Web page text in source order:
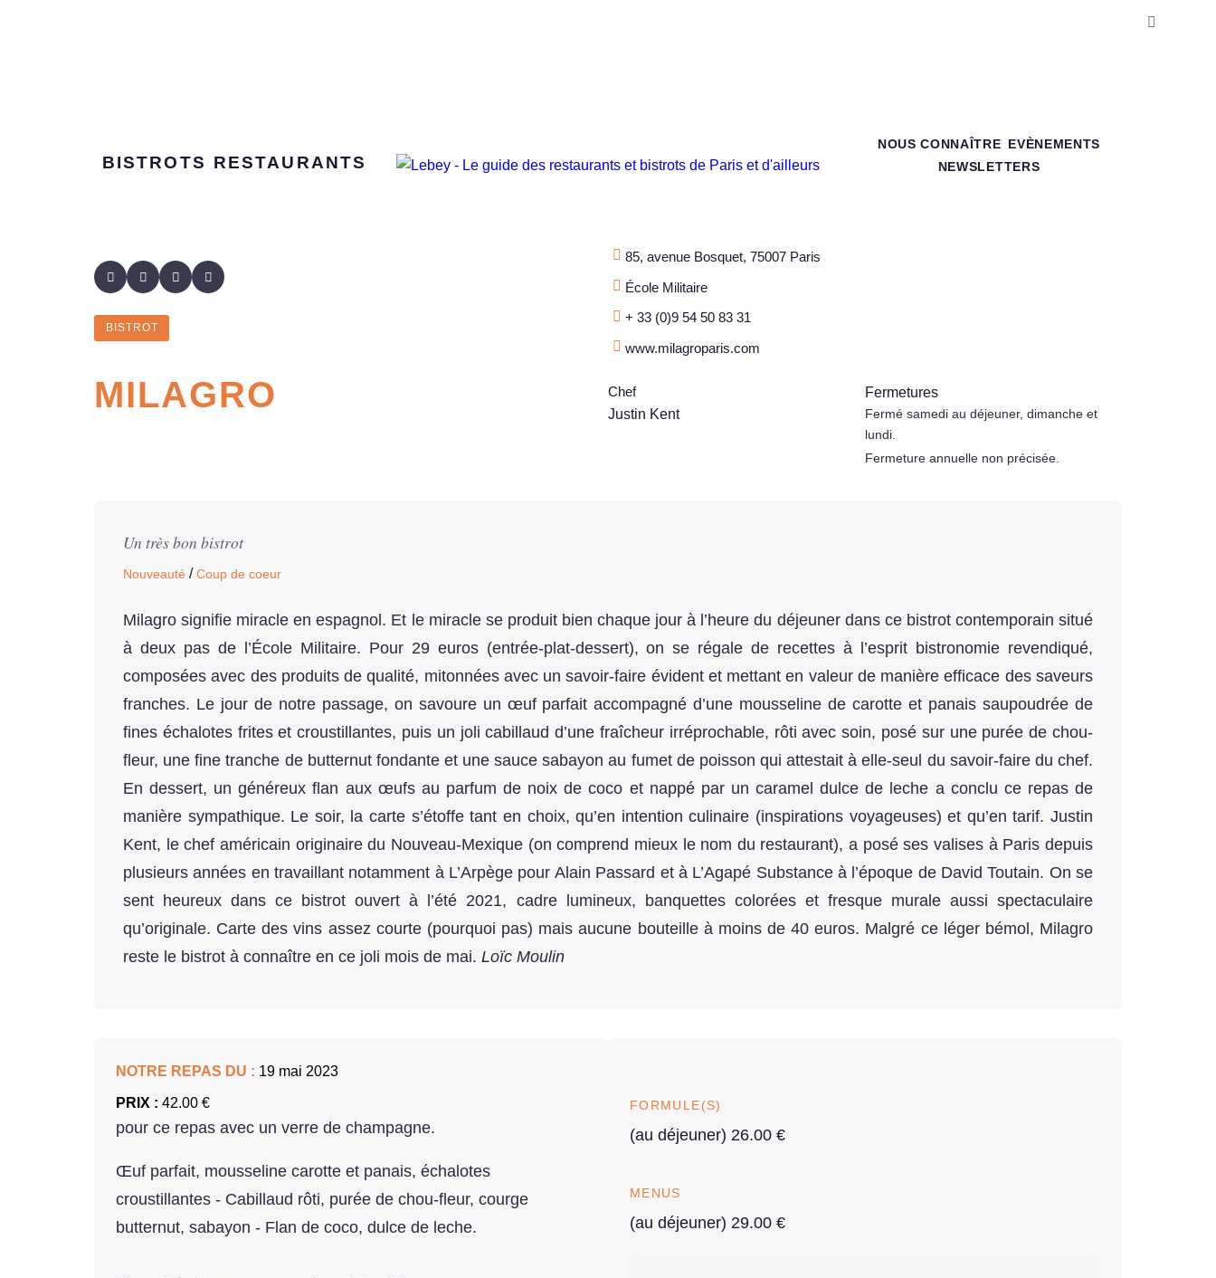
BISTROTS RESTAURANTS
NOUS CONNAÎTRE
EVÈNEMENTS
NEWSLETTERS
BISTROT
MILAGRO
85, avenue Bosquet, 75007 Paris
École Militaire
+ 33 (0)9 54 50 83 31
www.milagroparis.com
Chef
Justin Kent
Fermetures
Fermé samedi au déjeuner, dimanche et
lundi.
Fermeture annuelle non précisée.
Un très bon bistrot
Nouveauté /Coup de coeur
Milagro signifie miracle en espagnol. Et le miracle se produit bien chaque jour à l’heure du déjeuner dans ce bistrot contemporain situé
à deux pas de l’École Militaire. Pour 29 euros (entrée-plat-dessert), on se régale de recettes à l’esprit bistronomie revendiqué,
composées avec des produits de qualité, mitonnées avec un savoir-faire évident et mettant en valeur de manière efficace des saveurs
franches. Le jour de notre passage, on savoure un œuf parfait accompagné d’une mousseline de carotte et panais saupoudrée de
fines échalotes frites et croustillantes, puis un joli cabillaud d’une fraîcheur irréprochable, rôti avec soin, posé sur une purée de chou-
fleur, une fine tranche de butternut fondante et une sauce sabayon au fumet de poisson qui attestait à elle-seul du savoir-faire du chef.
En dessert, un généreux flan aux œufs au parfum de noix de coco et nappé par un caramel dulce de leche a conclu ce repas de
manière sympathique. Le soir, la carte s’étoffe tant en choix, qu’en intention culinaire (inspirations voyageuses) et qu’en tarif. Justin
Kent, le chef américain originaire du Nouveau-Mexique (on comprend mieux le nom du restaurant), a posé ses valises à Paris depuis
plusieurs années en travaillant notamment à L’Arpège pour Alain Passard et à L’Agapé Substance à l’époque de David Toutain. On se
sent heureux dans ce bistrot ouvert à l’été 2021, cadre lumineux, banquettes colorées et fresque murale aussi spectaculaire
qu’originale. Carte des vins assez courte (pourquoi pas) mais aucune bouteille à moins de 40 euros. Malgré ce léger bémol, Milagro
reste le bistrot à connaître en ce joli mois de mai. Loïc Moulin
NOTRE REPAS DU : 19 mai 2023
PRIX : 42.00 €
pour ce repas avec un verre de champagne.
Œuf parfait, mousseline carotte et panais, échalotes
croustillantes - Cabillaud rôti, purée de chou-fleur, courge
butternut, sabayon - Flan de coco, dulce de leche.
FORMULE(S)
(au déjeuner) 26.00 €
MENUS
(au déjeuner) 29.00 €